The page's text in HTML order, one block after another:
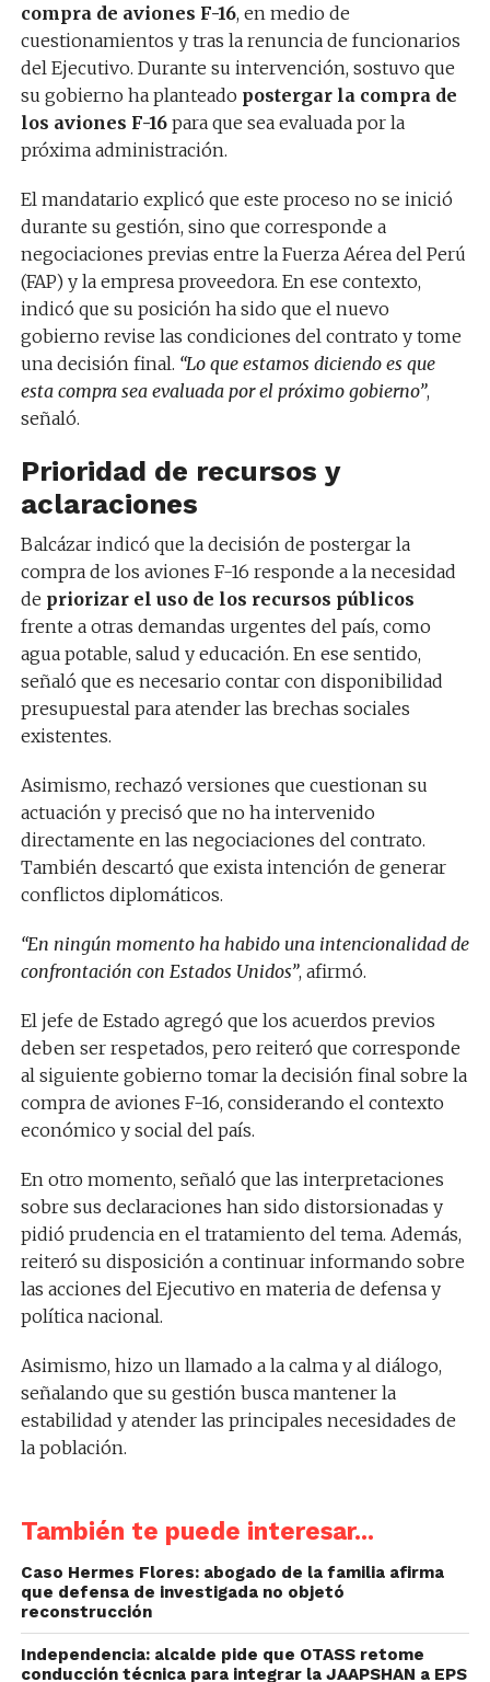
compra de aviones F-16, en medio de
cuestionamientos y tras la renuncia de funcionarios
del Ejecutivo. Durante su intervención, sostuvo que
su gobierno ha planteado postergar la compra de
los aviones F-16para que sea evaluada por la
próxima administración.
El mandatario explicó que este proceso no se inició
durante su gestión, sino que corresponde a
negociaciones previas entre la Fuerza Aérea del Perú
(FAP) y la empresa proveedora. En ese contexto,
indicó que su posición ha sido que el nuevo
gobierno revise las condiciones del contrato y tome
una decisión final. “Lo que estamos diciendo es que
esta compra sea evaluada por el próximo gobierno”,
señaló.
Prioridad de recursos y
aclaraciones
Balcázar indicó que la decisión de postergar la
compra de los aviones F-16 responde a la necesidad
de priorizar el uso de los recursos públicos
frente a otras demandas urgentes del país, como
agua potable, salud y educación. En ese sentido,
señaló que es necesario contar con disponibilidad
presupuestal para atender las brechas sociales
existentes.
Asimismo, rechazó versiones que cuestionan su
actuación y precisó que no ha intervenido
directamente en las negociaciones del contrato.
También descartó que exista intención de generar
conflictos diplomáticos.
“En ningún momento ha habido una intencionalidad de
confrontación con Estados Unidos”, afirmó.
El jefe de Estado agregó que los acuerdos previos
deben ser respetados, pero reiteró que corresponde
al siguiente gobierno tomar la decisión final sobre la
compra de aviones F-16, considerando el contexto
económico y social del país.
En otro momento, señaló que las interpretaciones
sobre sus declaraciones han sido distorsionadas y
pidió prudencia en el tratamiento del tema. Además,
reiteró su disposición a continuar informando sobre
las acciones del Ejecutivo en materia de defensa y
política nacional.
Asimismo, hizo un llamado a la calma y al diálogo,
señalando que su gestión busca mantener la
estabilidad y atender las principales necesidades de
la población.
También te puede interesar...
Caso Hermes Flores: abogado de la familia afirma
que defensa de investigada no objetó
reconstrucción
Independencia: alcalde pide que OTASS retome
conducción técnica para integrar la JAAPSHAN a EPS